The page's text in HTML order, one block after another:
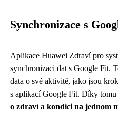
Synchronizace s
Aplikace Huawei Zdraví pro
synchronizaci dat s Google Fit.
data o své aktivitě, jako jsou
s aplikací Google Fit. Díky tomu
o zdraví a kondici na jednom